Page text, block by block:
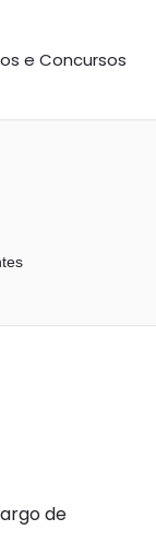
e Concursos
de